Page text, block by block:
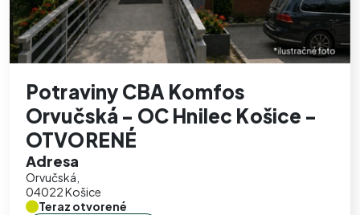
Potraviny CBA Komfos
Orvučská - OC Hnilec Košice -
OTVORENÉ
Adresa
Orvučská,
04022 Košice
Teraz otvorené